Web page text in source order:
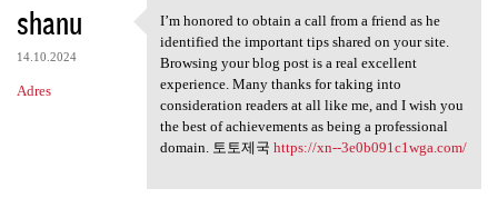
shanu
14.10.2024
Adres
I’m honored to obtain a call
I’m honored to obtain a call from a friend as he
identified the important tips shared on your site.
Browsing your blog post is a real excellent
experience. Many thanks for taking into
consideration readers at all like me, and I wish you
the best of achievements as being a professional
domain. 토토제국 https://xn--3e0b091c1wga.com/